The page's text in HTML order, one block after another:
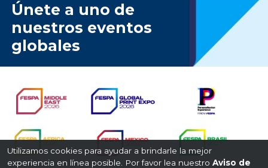
Únete a uno de
nuestros eventos
globales
Utilizamos cookies para ayudar a brindarle la mejor
experiencia en línea posible. Por favor lea nuestro Aviso de